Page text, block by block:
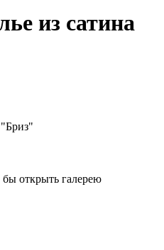
из сатина
открыть галерею